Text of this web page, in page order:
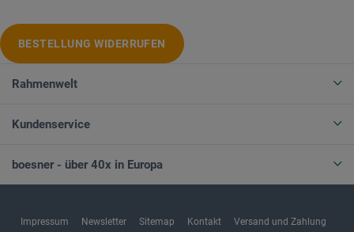
BESTELLUNG WIDERRUFEN
Rahmenwelt
Kundenservice
boesner - über 40x in Europa
Impressum Newsletter Sitemap Kontakt Versand und Zahlung